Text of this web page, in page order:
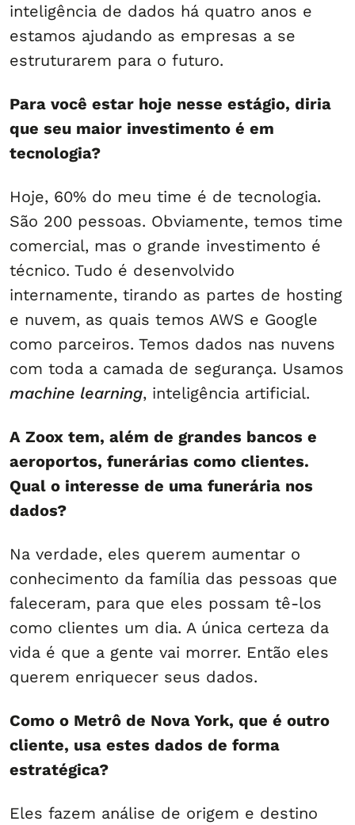
inteligência de dados há quatro anos e
estamos ajudando as empresas a se
estruturarem para o futuro.
Para você estar hoje nesse estágio, diria
que seu maior investimento é em
tecnologia?
Hoje, 60% do meu time é de tecnologia.
São 200 pessoas. Obviamente, temos time
comercial, mas o grande investimento é
técnico. Tudo é desenvolvido
internamente, tirando as partes de hosting
e nuvem, as quais temos AWS e Google
como parceiros. Temos dados nas nuvens
com toda a camada de segurança. Usamos
machine learning, inteligência artificial.
A Zoox tem, além de grandes bancos e
aeroportos, funerárias como clientes.
Qual o interesse de uma funerária nos
dados?
Na verdade, eles querem aumentar o
conhecimento da família das pessoas que
faleceram, para que eles possam tê-los
como clientes um dia. A única certeza da
vida é que a gente vai morrer. Então eles
querem enriquecer seus dados.
Como o Metrô de Nova York, que é outro
cliente, usa estes dados de forma
estratégica?
Eles fazem análise de origem e destino